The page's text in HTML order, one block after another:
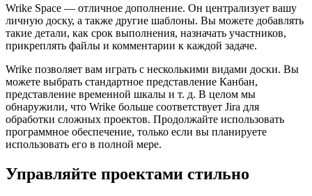
Wrike Space — отличное дополнение. Он централизует вашу
личную доску, а также другие шаблоны. Вы можете добавлять
такие детали, как срок выполнения, назначать участников,
прикреплять файлы и комментарии к каждой задаче.
Wrike позволяет вам играть с несколькими видами доски. Вы
можете выбрать стандартное представление Канбан,
представление временной шкалы и т. д. В целом мы
обнаружили, что Wrike больше соответствует Jira для
обработки сложных проектов. Продолжайте использовать
программное обеспечение, только если вы планируете
использовать его в полной мере.
Управляйте проектами стильно